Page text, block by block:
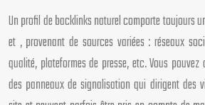
Un profil de backlinks naturel comporte toujours
et , provenant de sources variées : réseaux
qualité, plateformes de presse, etc. Vous
des panneaux de signalisation qui dirigent des